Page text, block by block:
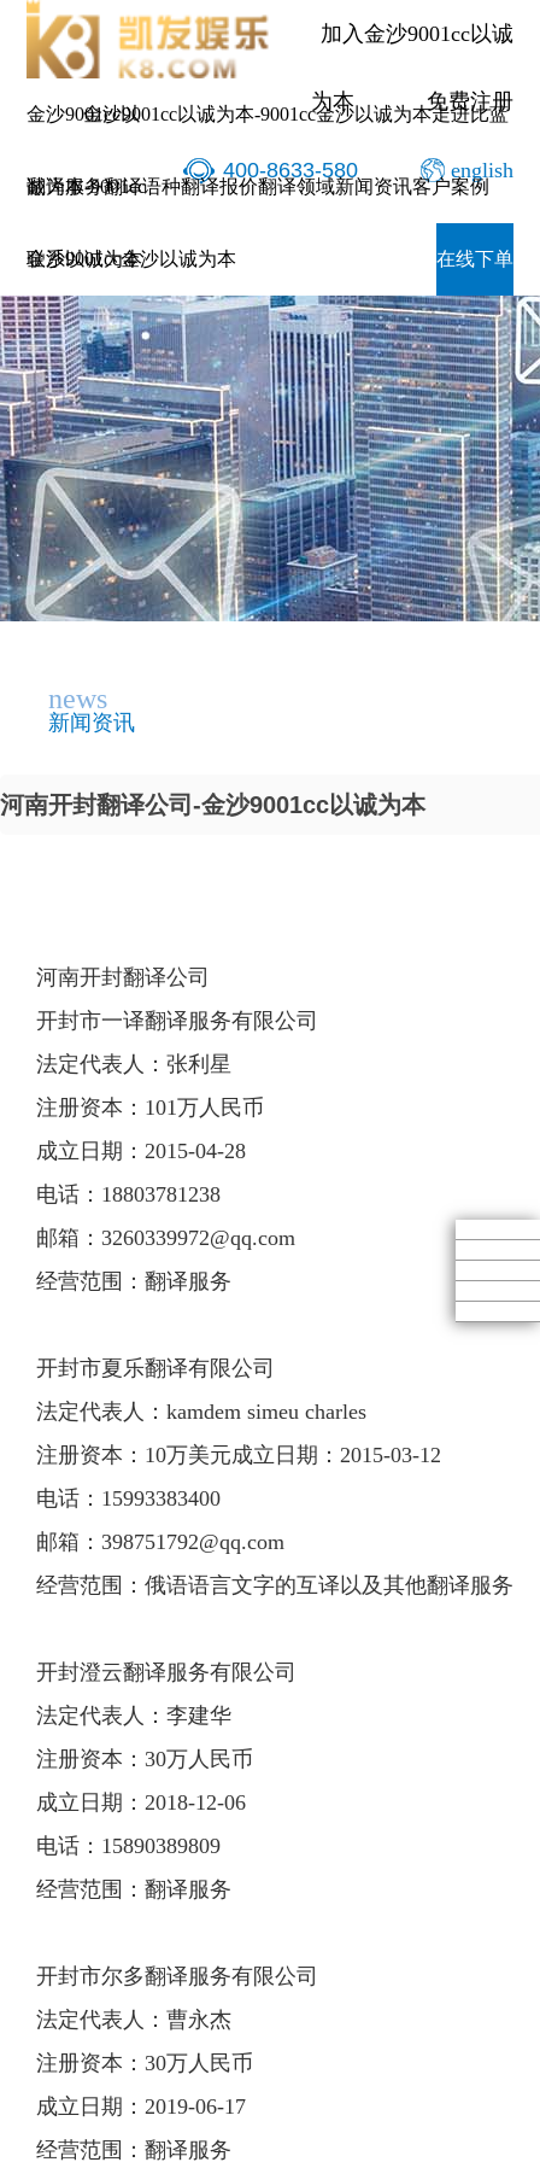
加入金沙9001cc以诚
为本 免费注册
400-8633-580 english
金沙9001cc以
诚为本-9001cc
金沙以诚为本
金沙9001cc以诚为本-9001cc金沙以诚为本走进比蓝
翻译服务翻译语种翻译报价翻译领域新闻资讯客户案例
联系9001cc金沙以诚为本 在线下单
news
新闻资讯
河南开封翻译公司-金沙9001cc以诚为本
河南开封翻译公司
开封市一译翻译服务有限公司
法定代表人：张利星
注册资本：101万人民币
成立日期：2015-04-28
电话：18803781238
邮箱： 3260339972@qq.com
经营范围：翻译服务
开封市夏乐翻译有限公司
法定代表人：kamdem simeu charles
注册资本：10万美元成立日期：2015-03-12
电话：15993383400
邮箱： 398751792@qq.com
经营范围：俄语语言文字的互译以及其他翻译服务
开封澄云翻译服务有限公司
法定代表人：李建华
注册资本：30万人民币
成立日期：2018-12-06
电话：15890389809
经营范围：翻译服务
开封市尔多翻译服务有限公司
法定代表人：曹永杰
注册资本：30万人民币
成立日期：2019-06-17
经营范围：翻译服务